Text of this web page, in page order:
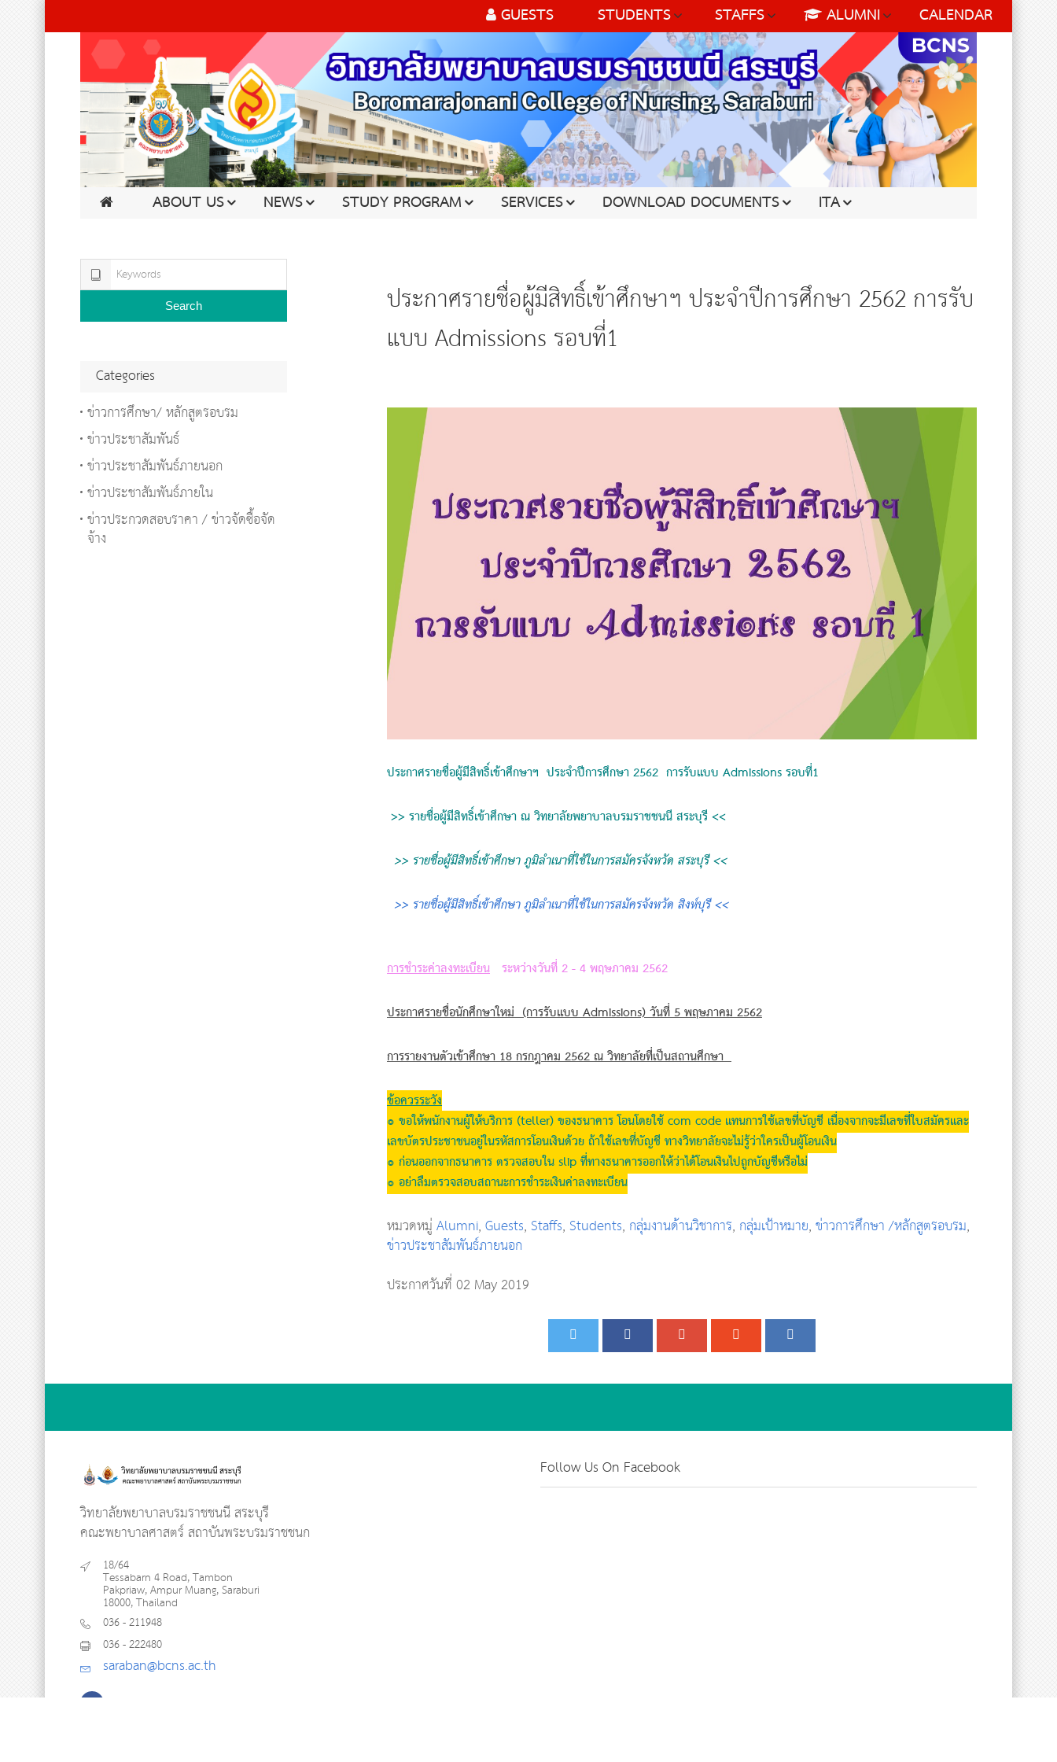
GUESTS STUDENTS STAFFS ALUMNI CALENDAR
ABOUT US NEWS STUDY PROGRAM SERVICES DOWNLOAD DOCUMENTS ITA
ประกาศรายชื่อผู้มีสิทธิ์เข้าศึกษาฯ ประจำปีการศึกษา 2562 การรับ
แบบ Admissions รอบที่1
ประกาศรายชื่อผู้มีสิทธิ์เข้าศึกษาฯ ประจำปีการศึกษา 2562 การรับแบบ Admissions รอบที่1
>> รายชื่อผู้มีสิทธิ์เข้าศึกษา ณ วิทยาลัยพยาบาลบรมราชชนนี สระบุรี <<
>> รายชื่อผู้มีสิทธิ์เข้าศึกษา ภูมิลำเนาที่ใช้ในการสมัครจังหวัด สระบุรี <<
>> รายชื่อผู้มีสิทธิ์เข้าศึกษา ภูมิลำเนาที่ใช้ในการสมัครจังหวัด สิงห์บุรี <<
การชำระค่าลงทะเบียน ระหว่างวันที่ 2 - 4 พฤษภาคม 2562
ประกาศรายชื่อนักศึกษาใหม่ (การรับแบบ Admissions) วันที่ 5 พฤษภาคม 2562
การรายงานตัวเข้าศึกษา 18 กรกฎาคม 2562 ณ วิทยาลัยที่เป็นสถานศึกษา
ข้อควรระวัง
๏ ขอให้พนักงานผู้ให้บริการ (teller) ของธนาคาร โอนโดยใช้ com code แทนการใช้เลขที่บัญชี เนื่องจากจะมีเลขที่ใบสมัครและ
เลขบัตรประชาชนอยู่ในรหัสการโอนเงินด้วย ถ้าใช้เลขที่บัญชี ทางวิทยาลัยจะไม่รู้ว่าใครเป็นผู้โอนเงิน
๏ ก่อนออกจากธนาคาร ตรวจสอบใน slip ที่ทางธนาคารออกให้ว่าได้โอนเงินไปถูกบัญชีหรือไม่
๏ อย่าลืมตรวจสอบสถานะการชำระเงินค่าลงทะเบียน
หมวดหมู่Alumni,Guests,Staffs,Students, กลุ่มงานด้านวิชาการ, กลุ่มเป้าหมาย,ข่าวการศึกษา /หลักสูตรอบรม,
ข่าวประชาสัมพันธ์ภายนอก
ประกาศวันที่ 02 May 2019
Search
Categories
ข่าวการศึกษา/ หลักสูตรอบรม
ข่าวประชาสัมพันธ์
ข่าวประชาสัมพันธ์ภายนอก
ข่าวประชาสัมพันธ์ภายใน
ข่าวประกวดสอบราคา / ข่าวจัดซื้อจัด
จ้าง
วิทยาลัยพยาบาลบรมราชชนนี สระบุรี
คณะพยาบาลศาสตร์ สถาบันพระบรมราชชนก
18/64
Tessabarn 4 Road, Tambon
Pakpriaw, Ampur Muang, Saraburi
18000, Thailand
036 - 211948
036 - 222480
saraban@bcns.ac.th
Follow Us On Facebook